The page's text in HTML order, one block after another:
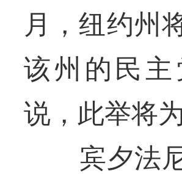
月，纽约州
该州的民主
说，此举将
宾夕法尼